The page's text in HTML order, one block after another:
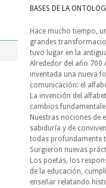
BASES DE LA
Hace mucho tiempo,
grandes
tuvo lugar en la
Alrededor del año 700
inventada una nueva
comunicación: el
La invención del
cambios
Nuestras nociones de
sabiduría y de
todas profundamente
Surgieron nuevas
Los poetas, los
de la educación,
enseñar relatando